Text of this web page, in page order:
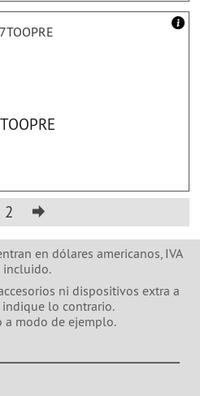
2
en dólares americanos, IVA
incluido.
ni dispositivos extra a
indique lo contrario.
a modo de ejemplo.